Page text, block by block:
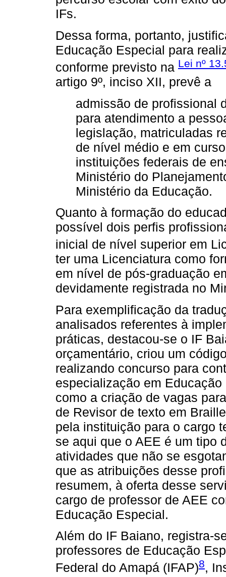
IFs.
Dessa forma, portanto,
Educação Especial para
conforme previsto na Lei nº
artigo 9º, inciso XII, prevê a
admissão de profissional
para atendimento a
legislação, matriculadas
de nível médio e em
instituições federais de
Ministério do
Ministério da Educação.
Quanto à formação do
possível dois perfis
inicial de nível superior em
ter uma Licenciatura como
em nível de pós-graduação
devidamente registrada no
Para exemplificação da
analisados referentes à
práticas, destacou-se o IF
orçamentário, criou um
realizando concurso para
especialização em
como a criação de vagas
de Revisor de texto em
pela instituição para o cargo
se aqui que o AEE é um tipo
atividades que não se
que as atribuições desse
resumem, à oferta desse
cargo de professor de AEE
Educação Especial.
Além do IF Baiano, registra-
professores de Educação
Federal do Amapá (IFAP)8,